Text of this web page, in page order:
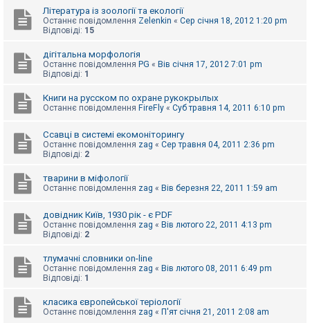
Література із зоології та екології
Останнє повідомлення Zelenkin « Сер січня 18, 2012 1:20 pm
Відповіді: 15
дігітальна морфологія
Останнє повідомлення PG « Вів січня 17, 2012 7:01 pm
Відповіді: 1
Книги на русском по охране рукокрылых
Останнє повідомлення FireFly « Суб травня 14, 2011 6:10 pm
Ссавці в системі екомоніторингу
Останнє повідомлення zag « Сер травня 04, 2011 2:36 pm
Відповіді: 2
тварини в міфології
Останнє повідомлення zag « Вів березня 22, 2011 1:59 am
довідник Київ, 1930 рік - є PDF
Останнє повідомлення zag « Вів лютого 22, 2011 4:13 pm
Відповіді: 2
тлумачні словники on-line
Останнє повідомлення zag « Вів лютого 08, 2011 6:49 pm
Відповіді: 1
класика європейської теріології
Останнє повідомлення zag « П'ят січня 21, 2011 2:08 am